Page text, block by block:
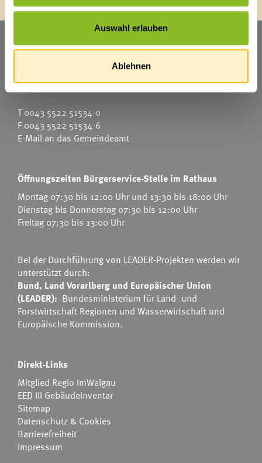
Auswahl erlauben
Ablehnen
Marktgemeinde Frastanz
Österreich
T0043 5522 51534-0
F 0043 5522 51534-6
E-Mail an das Gemeindeamt
Öffnungszeiten Bürgerservice-Stelle im Rathaus
Montag 07:30 bis 12:00 Uhr und 13:30 bis 18:00 Uhr
Dienstag bis Donnerstag 07:30 bis 12:00 Uhr
Freitag 07:30 bis 13:00 Uhr
Bei der Durchführung von LEADER-Projekten werden wir
unterstützt durch:
Bund, Land Vorarlberg und Europäischer Union
(LEADER): Bundesministerium für Land- und
Forstwirtschaft Regionen und Wasserwirtschaft und
Europäische Kommission.
Direkt-Links
Mitglied Regio ImWalgau
EED III Gebäudeinventar
Sitemap
Datenschutz & Cookies
Barrierefreiheit
Impressum